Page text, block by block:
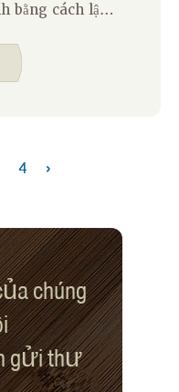
bằng cách lập
Khi kỳ nghỉ lễ
tuyệt vời để
4 ›
chúng
gửi thư